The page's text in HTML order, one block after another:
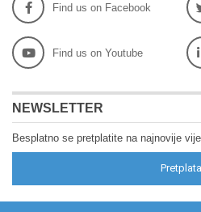
Find us on Facebook
Find us on Youtube
NEWSLETTER
Besplatno se pretplatite na najnovije
Pretplata